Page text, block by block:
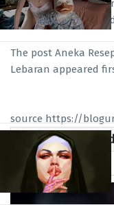
lebaran yang bisa
Semoga resep-resep
The post Aneka
Lebaran appeared
source https://
Artikel